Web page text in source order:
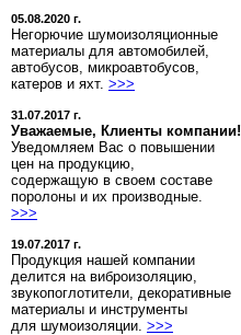
05.08.2020 г.
Негорючие шумоизоляционные
материалы для автомобилей,
автобусов, микроавтобусов,
катеров и яхт. >>>
31.07.2017 г.
Уважаемые, Клиенты компании!
Уведомляем Вас о повышении
цен на продукцию,
содержащую в своем составе
поролоны и их производные.
>>>
19.07.2017 г.
Продукция нашей компании
делится на виброизоляцию,
звукопоглотители, декоративные
материалы и инструменты
для шумоизоляции. >>>